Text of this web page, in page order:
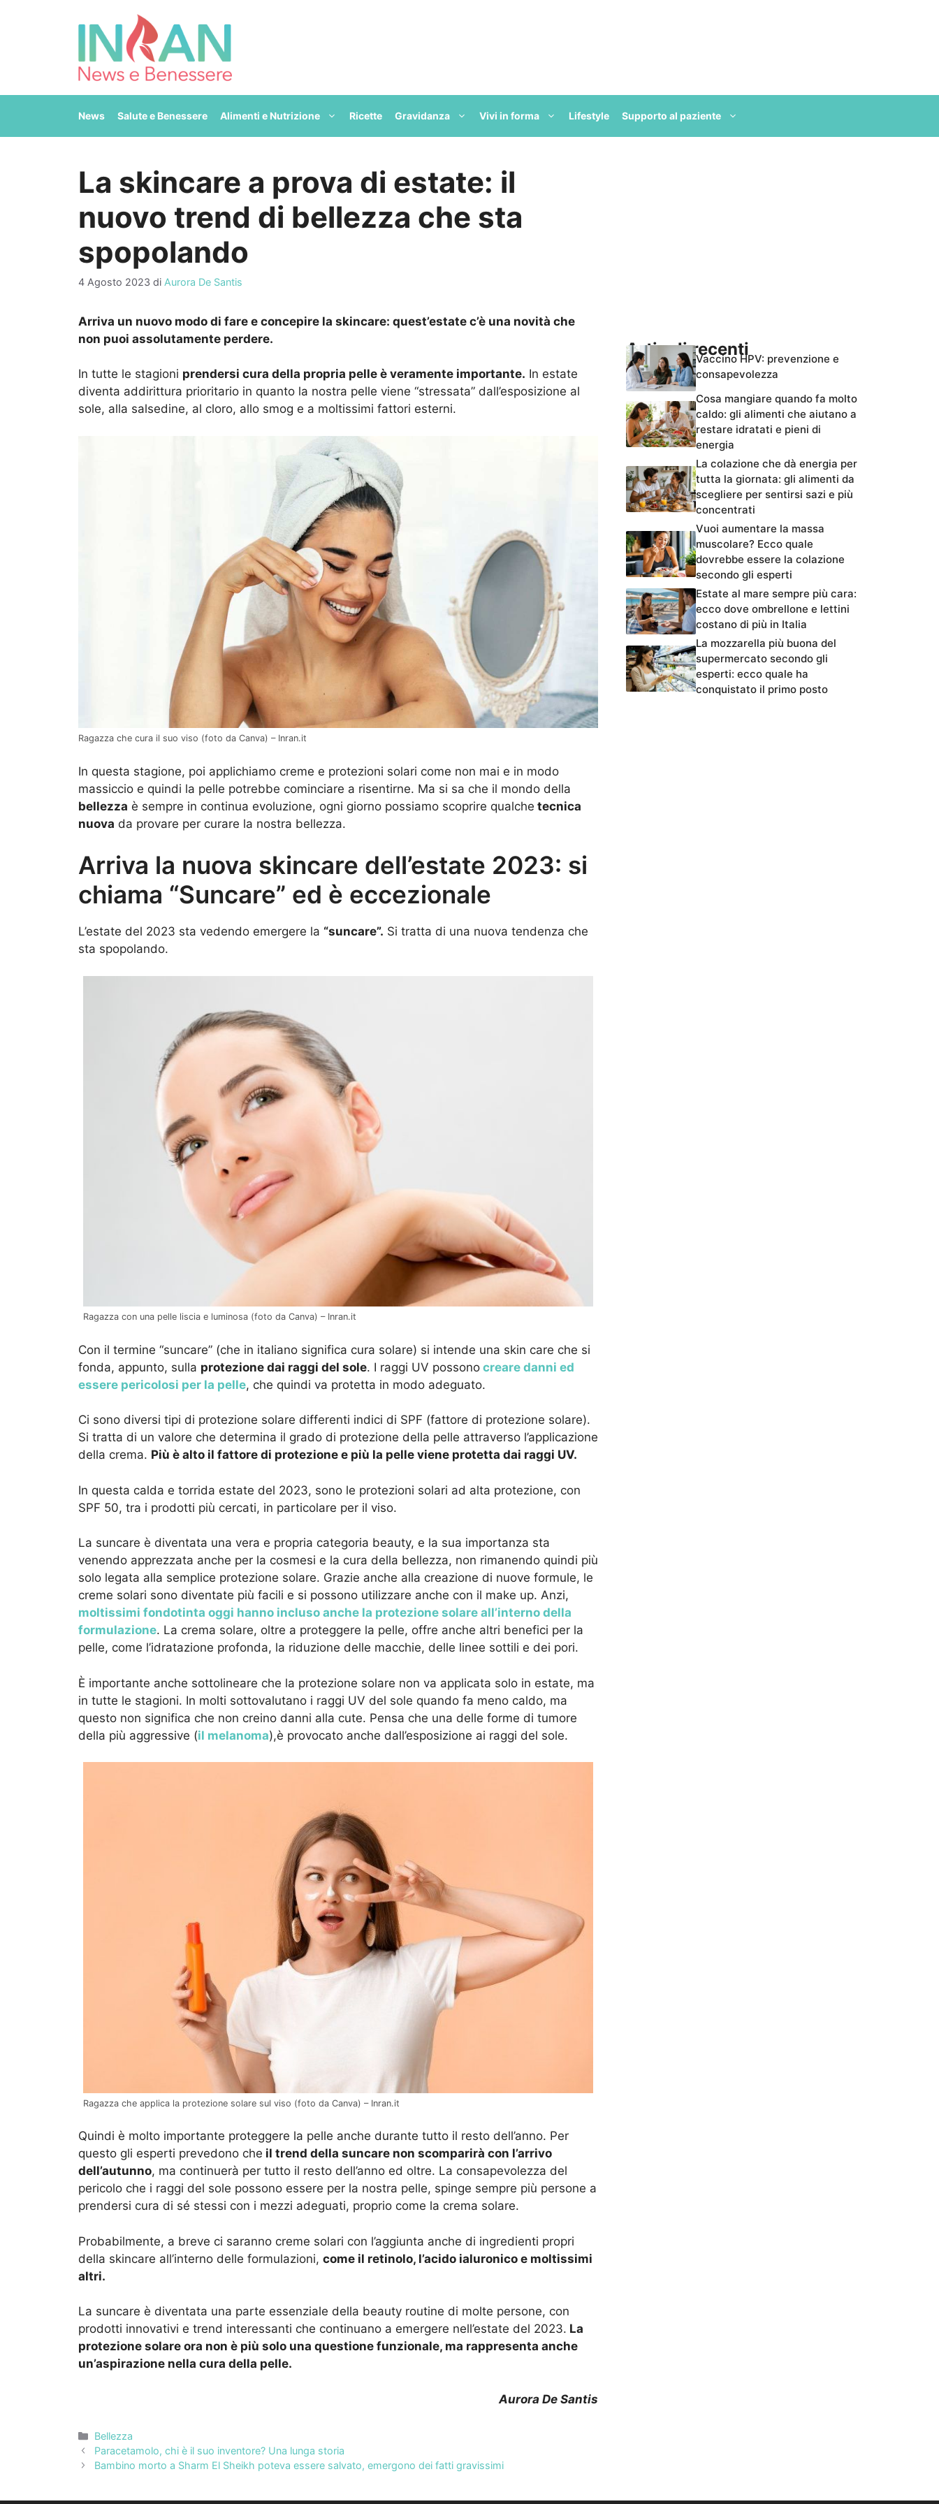
News Salute e Benessere Alimenti e Nutrizione Ricette Gravidanza Vivi in forma Lifestyle Supporto al paziente
La skincare a prova di estate: il
nuovo trend di bellezza che sta
spopolando
4 Agosto 2023 di Aurora De Santis
Arriva un nuovo modo di fare e concepire la skincare: quest’estate c’è una novità che
non puoi assolutamente perdere.
In tutte le stagioni prendersi cura della propria pelle è veramente importante. In estate
diventa addirittura prioritario in quanto la nostra pelle viene “stressata” dall’esposizione al
sole, alla salsedine, al cloro, allo smog e a moltissimi fattori esterni.
Ragazza che cura il suo viso (foto da Canva) – Inran.it
In questa stagione, poi applichiamo creme e protezioni solari come non mai e in modo
massiccio e quindi la pelle potrebbe cominciare a risentirne. Ma si sa che il mondo della
bellezza è sempre in continua evoluzione, ogni giorno possiamo scoprire qualche tecnica
nuova da provare per curare la nostra bellezza.
Arriva la nuova skincare dell’estate 2023: si
chiama “Suncare” ed è eccezionale
L’estate del 2023 sta vedendo emergere la “suncare”. Si tratta di una nuova tendenza che
sta spopolando.
Ragazza con una pelle liscia e luminosa (foto da Canva) – Inran.it
Con il termine “suncare” (che in italiano significa cura solare) si intende una skin care che si
fonda, appunto, sulla protezione dai raggi del sole. I raggi UV possono creare danni ed
essere pericolosi per la pelle, che quindi va protetta in modo adeguato.
Ci sono diversi tipi di protezione solare differenti indici di SPF (fattore di protezione solare).
Si tratta di un valore che determina il grado di protezione della pelle attraverso l’applicazione
della crema. Più è alto il fattore di protezione e più la pelle viene protetta dai raggi UV.
In questa calda e torrida estate del 2023, sono le protezioni solari ad alta protezione, con
SPF 50, tra i prodotti più cercati, in particolare per il viso.
La suncare è diventata una vera e propria categoria beauty, e la sua importanza sta
venendo apprezzata anche per la cosmesi e la cura della bellezza, non rimanendo quindi più
solo legata alla semplice protezione solare. Grazie anche alla creazione di nuove formule, le
creme solari sono diventate più facili e si possono utilizzare anche con il make up. Anzi,
moltissimi fondotinta oggi hanno incluso anche la protezione solare all’interno della
formulazione. La crema solare, oltre a proteggere la pelle, offre anche altri benefici per la
pelle, come l’idratazione profonda, la riduzione delle macchie, delle linee sottili e dei pori.
È importante anche sottolineare che la protezione solare non va applicata solo in estate, ma
in tutte le stagioni. In molti sottovalutano i raggi UV del sole quando fa meno caldo, ma
questo non significa che non creino danni alla cute. Pensa che una delle forme di tumore
della più aggressive (il melanoma),è provocato anche dall’esposizione ai raggi del sole.
Ragazza che applica la protezione solare sul viso (foto da Canva) – Inran.it
Quindi è molto importante proteggere la pelle anche durante tutto il resto dell’anno. Per
questo gli esperti prevedono che il trend della suncare non scomparirà con l’arrivo
dell’autunno, ma continuerà per tutto il resto dell’anno ed oltre. La consapevolezza del
pericolo che i raggi del sole possono essere per la nostra pelle, spinge sempre più persone a
prendersi cura di sé stessi con i mezzi adeguati, proprio come la crema solare.
Probabilmente, a breve ci saranno creme solari con l’aggiunta anche di ingredienti propri
della skincare all’interno delle formulazioni, come il retinolo, l’acido ialuronico e moltissimi
altri.
La suncare è diventata una parte essenziale della beauty routine di molte persone, con
prodotti innovativi e trend interessanti che continuano a emergere nell’estate del 2023. La
protezione solare ora non è più solo una questione funzionale, ma rappresenta anche
un’aspirazione nella cura della pelle.
Aurora De Santis
Categorie
Bellezza
Paracetamolo, chi è il suo inventore? Una lunga storia
Bambino morto a Sharm El Sheikh poteva essere salvato, emergono dei fatti gravissimi
Articoli recentiVaccino HPV: prevenzione e
consapevolezza
Cosa mangiare quando fa molto
caldo: gli alimenti che aiutano a
restare idratati e pieni di
energia
La colazione che dà energia per
tutta la giornata: gli alimenti da
scegliere per sentirsi sazi e più
concentrati
Vuoi aumentare la massa
muscolare? Ecco quale
dovrebbe essere la colazione
secondo gli esperti
Estate al mare sempre più cara:
ecco dove ombrellone e lettini
costano di più in Italia
La mozzarella più buona del
supermercato secondo gli
esperti: ecco quale ha
conquistato il primo posto